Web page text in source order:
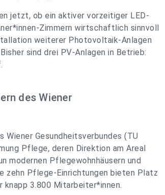
jetzt, ob ein aktiver vorzeitiger LED-
Zimmern wirtschaftlich sinnvoll
weiterer Photovoltaik-Anlagen
sind drei PV-Anlagen in Betrieb:
des Wiener
Wiener Gesundheitsverbundes (TU
Pflege, deren Direktion am Areal
modernen Pflegewohnhäusern und
zehn Pflege-Einrichtungen bieten Platz
3.800 Mitarbeiter*innen.